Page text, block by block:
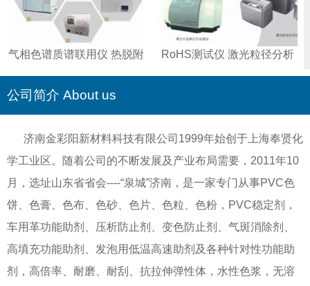
气相色谱质谱联用仪 热脱附
RoHS测试仪 激光粒径分析
公司简介 About us
济南金彩阳新材料科技有限公司1999年始创于上海奉贤化
学工业区。随着公司的不断发展及产业布局需要，2011年10
月，选址山东省省会----“泉城”济南，是一家专门从事PVC色
饼、色膏、色布、色砂、色片、色粒、色粉，PVC稳定剂，
车用革功能助剂、压析防止剂、变色防止剂、气斑消除剂、
高填充功能助剂、发泡用低温高速助剂及各种针对性功能助
剂，高倍率、耐磨、耐刮、抗拉伸弹性体，水性色浆，无溶